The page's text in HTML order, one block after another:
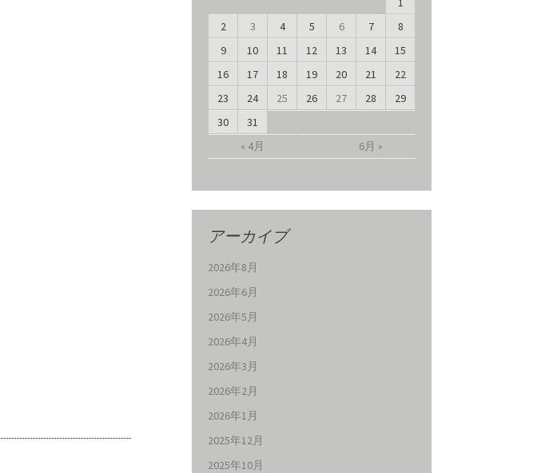
« 4月 6月 »
2
3 4 5 6 7
8
9
10 11 12 13 14
15
16
17 18 19 20 21
22
23
24 25 26 27 28
29
30
31
アーカイブ
2026年8月
2026年6月
2026年5月
2026年4月
2026年3月
2026年2月
2026年1月
2025年12月
2025年10月